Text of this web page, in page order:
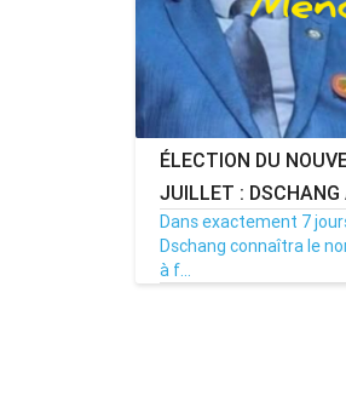
ÉLECTION DU
JUILLET :
Dans exactement 7
Dschang connaîtra le
à f...
MENOUACTU